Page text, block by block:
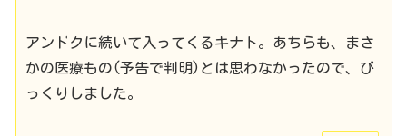
アンドクに続いて入ってくるキナト。あちらも、まさ
かの医療もの(予告で判明)とは思わなかったので、び
っくりしました。